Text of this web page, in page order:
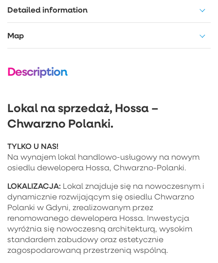
Detailed information
Map
Description
Lokal na sprzedaż, Hossa –
Chwarzno Polanki.
TYLKO U NAS!
Na wynajem lokal handlowo-usługowy na nowym
osiedlu dewelopera Hossa, Chwarzno-Polanki.
LOKALIZACJA: Lokal znajduje się na nowoczesnym i
dynamicznie rozwijającym się osiedlu Chwarzno
Polanki w Gdyni, zrealizowanym przez
renomowanego dewelopera Hossa. Inwestycja
wyróżnia się nowoczesną architekturą, wysokim
standardem zabudowy oraz estetycznie
zagospodarowaną przestrzenią wspólną.